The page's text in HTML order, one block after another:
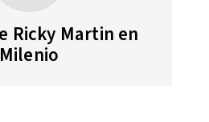
Ricky Martin en
Milenio